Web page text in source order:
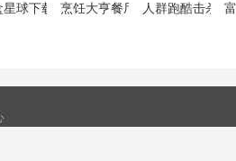
载
球下载 烹饪大亨餐厅下载人群跑酷击杀下